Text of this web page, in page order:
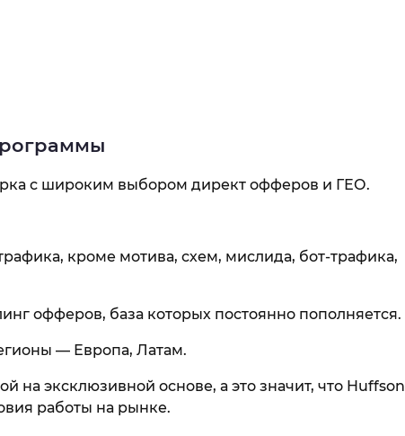
с широким выбором директ офферов и ГЕО.
кроме мотива, схем, мислида, бот-трафика,
офферов, база которых постоянно пополняется.
— Европа, Латам.
на эксклюзивной основе, а это значит, что Huffson
работы на рынке.